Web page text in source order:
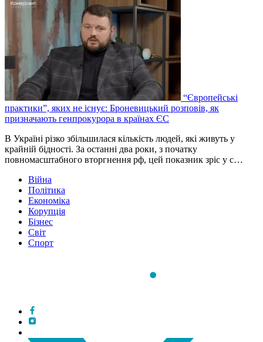
“Європейські
практики”, яких не існує: Броневицький розповів, як
призначають генпрокурора в країнах ЄС
В Україні різко збільшилася кількість людей, які живуть у
крайній бідності. За останні два роки, з початку
повномасштабного вторгнення рф, цей показник зріс у с…
Війна
Політика
Економіка
Корупція
Бізнес
Світ
Спорт